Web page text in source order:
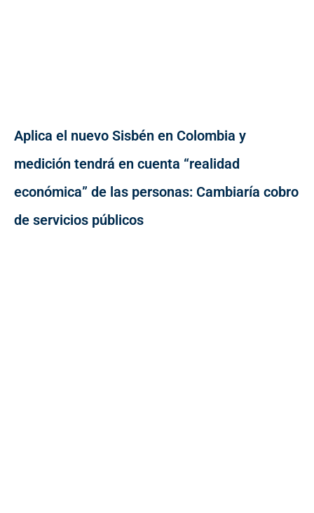
Aplica el nuevo Sisbén en Colombia y
medición tendrá en cuenta “realidad
económica” de las personas: Cambiaría cobro
de servicios públicos